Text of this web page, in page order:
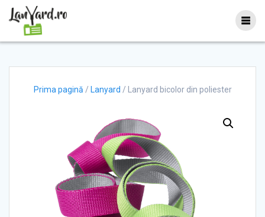
Prima pagină / Lanyard / Lanyard bicolor din poliester